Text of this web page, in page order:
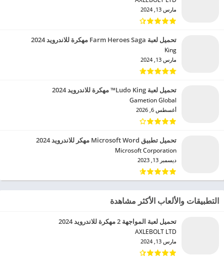
مارس 13, 2024
تحميل لعبة Farm Heroes Saga مهكرة للاندرويد 2024
King‏
مارس 13, 2024
تحميل لعبة Ludo King™ مهكرة للاندرويد 2024
Gametion Global‏
أغسطس 6, 2026
تحميل تطبيق Microsoft Word مهكر للاندرويد 2024
Microsoft Corporation‏
ديسمبر 13, 2023
التطبيقات والألعاب الأكثر مشاهدة
تحميل لعبة المواجهة 2 مهكرة للاندرويد 2024
AXLEBOLT LTD‏
مارس 13, 2024